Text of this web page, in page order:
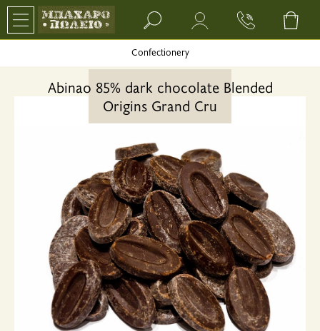
Search bar input field
Confectionery
Abinao 85% dark chocolate Blended
Origins Grand Cru